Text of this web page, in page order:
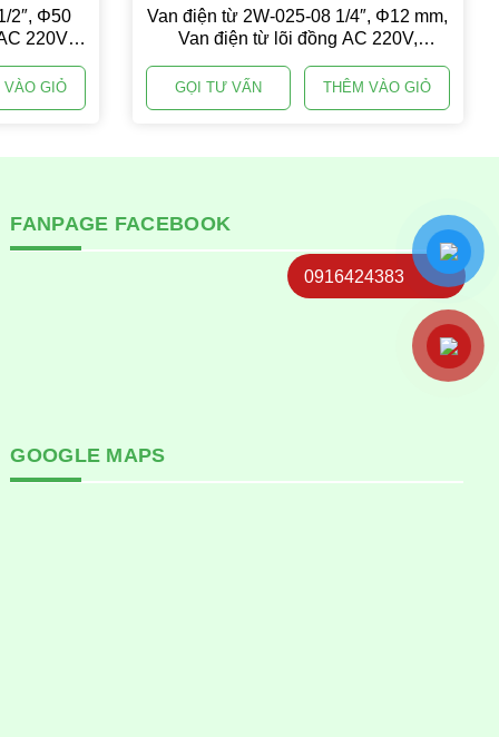
2″, Φ50
220V,
VÀO GIỎ
Van điện từ 2W-025-08 1/4″, Φ12 mm,
Van điện từ lõi đồng AC 220V,
GỌI TƯ VẤN THÊM VÀO GIỎ
FANPAGE FACEBOOK
GOOGLE MAPS
0916424383